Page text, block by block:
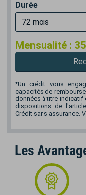
Durée
Mensualité :
*Un crédit vous
capacités de
données à titre indicatif
dispositions de
Crédit sans assurance.
Les